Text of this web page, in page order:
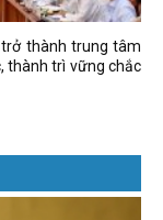
trở thành trung tâm
thành trì vững chắc